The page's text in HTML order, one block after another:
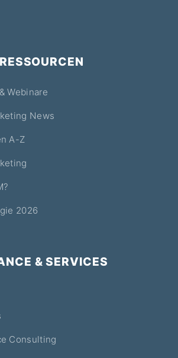
Webinare
News
A-Z
2026
& SERVICES
Consulting